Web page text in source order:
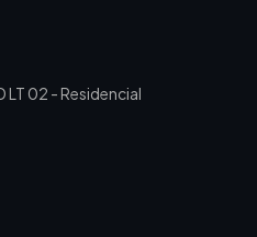
LT 02 - Residencial